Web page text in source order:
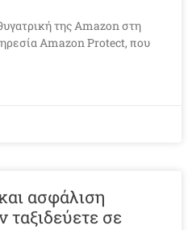
της Amazon στη
Amazon Protect, που
ασφάλιση
ταξιδεύετε σε